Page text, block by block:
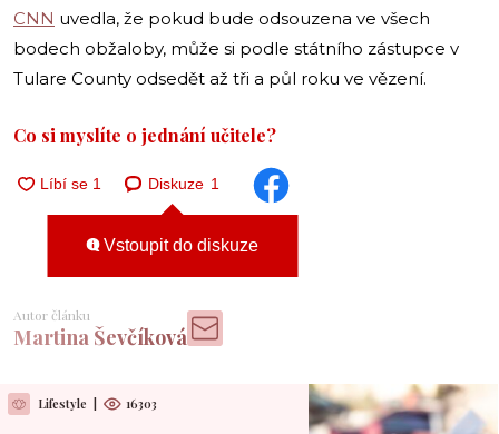
CNN uvedla, že pokud bude odsouzena ve všech
bodech obžaloby, může si podle státního zástupce v
Tulare County odsedět až tři a půl roku ve vězení.
Co si myslíte o jednání učitele?
Diskuze 1
Vstoupit do diskuze
Autor článku
Martina Ševčíková
Lifestyle 16303